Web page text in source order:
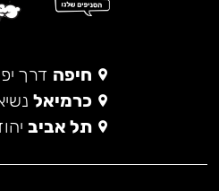
חיפה דרך יפו
כרמיאל
תל אביב